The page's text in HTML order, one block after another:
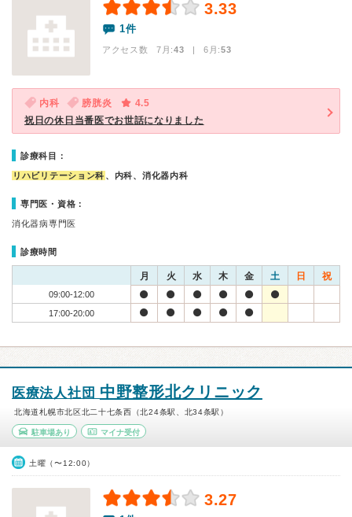
3.33
1件
アクセス数 7月:43 | 6月:53
内科 膀胱炎
4.5
祝日の休日当番医でお世話になりました
診療科目：
リハビリテーション科 、内科、消化器内科
専門医・資格：
消化器病専門医
診療時間
月 火 水 木 金 土 日 祝
09:00-12:00
17:00-20:00
医療法人社団 中野整形北クリニック
北海道札幌市北区北二十七条西（北24条駅、北34条駅）
駐車場あり マイナ受付
土曜（〜12:00）
3.27